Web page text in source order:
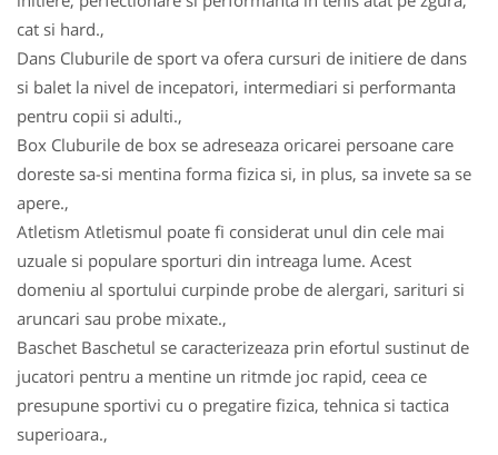
cat si hard.,
Dans Cluburile de sport va ofera cursuri de initiere de dans
si balet la nivel de incepatori, intermediari si performanta
pentru copii si adulti.,
Box Cluburile de box se adreseaza oricarei persoane care
doreste sa-si mentina forma fizica si, in plus, sa invete sa se
apere.,
Atletism Atletismul poate fi considerat unul din cele mai
uzuale si populare sporturi din intreaga lume. Acest
domeniu al sportului curpinde probe de alergari, sarituri si
aruncari sau probe mixate.,
Baschet Baschetul se caracterizeaza prin efortul sustinut de
jucatori pentru a mentine un ritmde joc rapid, ceea ce
presupune sportivi cu o pregatire fizica, tehnica si tactica
superioara.,